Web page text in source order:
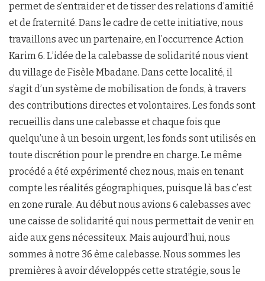
permet de s’entraider et de tisser des relations d’amitié
et de fraternité. Dans le cadre de cette initiative, nous
travaillons avec un partenaire, en l’occurrence Action
Karim 6. L’idée de la calebasse de solidarité nous vient
du village de Fisèle Mbadane. Dans cette localité, il
s’agit d’un système de mobilisation de fonds, à travers
des contributions directes et volontaires. Les fonds sont
recueillis dans une calebasse et chaque fois que
quelqu’une à un besoin urgent, les fonds sont utilisés en
toute discrétion pour le prendre en charge. Le même
procédé a été expérimenté chez nous, mais en tenant
compte les réalités géographiques, puisque là bas c’est
en zone rurale. Au début nous avions 6 calebasses avec
une caisse de solidarité qui nous permettait de venir en
aide aux gens nécessiteux. Mais aujourd’hui, nous
sommes à notre 36 ème calebasse. Nous sommes les
premières à avoir développés cette stratégie, sous le